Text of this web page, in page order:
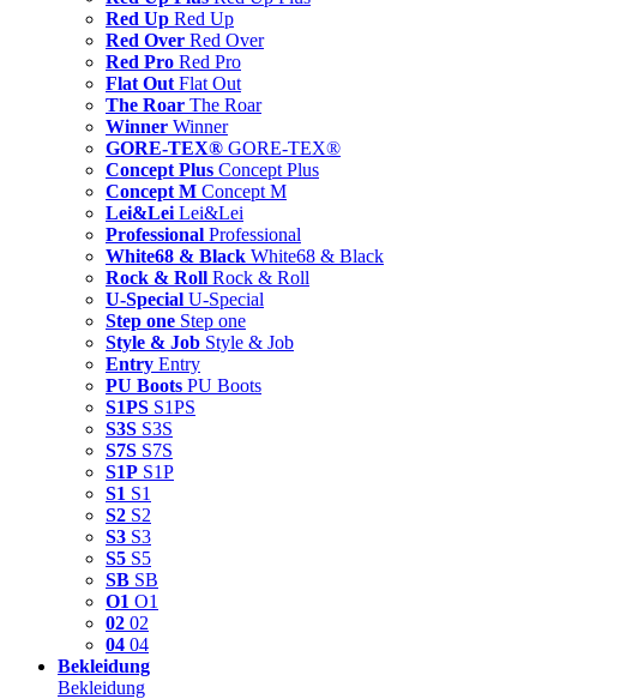
Red Up Red Up
Red Over Red Over
Red Pro Red Pro
Flat Out Flat Out
The Roar The Roar
Winner Winner
GORE-TEX® GORE-TEX®
Concept Plus Concept Plus
Concept M Concept M
Lei&Lei Lei&Lei
Professional Professional
White68 & Black White68 & Black
Rock & Roll Rock & Roll
U-Special U-Special
Step one Step one
Style & Job Style & Job
Entry Entry
PU Boots PU Boots
S1PS S1PS
S3S S3S
S7S S7S
S1P S1P
S1 S1
S2 S2
S3 S3
S5 S5
SB SB
O1 O1
02 02
04 04
Bekleidung
Bekleidung